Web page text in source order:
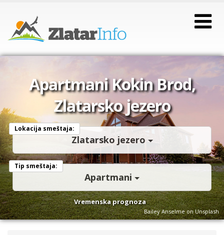
Apartmani Kokin Brod,
Zlatarsko jezero
Lokacija smeštaja:
Zlatarsko jezero
Tip smeštaja:
Apartmani
Vremenska prognoza
Bailey Anselme on Unsplash